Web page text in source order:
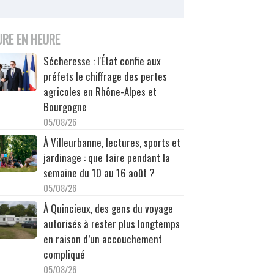
EN HEURE
Sécheresse : l'État confie aux
préfets le chiffrage des pertes
agricoles en Rhône-Alpes et
Bourgogne
05/08/26
À Villeurbanne, lectures, sports et
jardinage : que faire pendant la
semaine du 10 au 16 août ?
05/08/26
À Quincieux, des gens du voyage
autorisés à rester plus longtemps
en raison d’un accouchement
compliqué
05/08/26